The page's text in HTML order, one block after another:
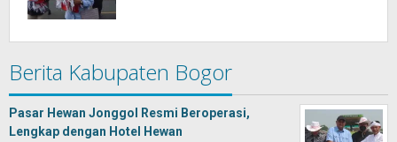
Berita Kabupaten Bogor
Pasar Hewan Jonggol Resmi Beroperasi,
Lengkap dengan Hotel Hewan